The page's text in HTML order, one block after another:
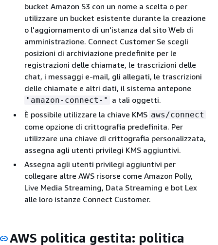
bucket Amazon S3 con un nome a scelta o per
utilizzare un bucket esistente durante la creazione
o l'aggiornamento di un'istanza dal sito Web di
amministrazione. Connect Customer Se scegli
posizioni di archiviazione predefinite per le
registrazioni delle chiamate, le trascrizioni delle
chat, i messaggi e-mail, gli allegati, le trascrizioni
delle chiamate e altri dati, il sistema antepone
"amazon-connect-" a tali oggetti.
È possibile utilizzare la chiave KMS aws/connect
come opzione di crittografia predefinita. Per
utilizzare una chiave di crittografia personalizzata,
assegna agli utenti privilegi KMS aggiuntivi.
Assegna agli utenti privilegi aggiuntivi per
collegare altre AWS risorse come Amazon Polly,
Live Media Streaming, Data Streaming e bot Lex
alle loro istanze Connect Customer.
AWS politica gestita: politica